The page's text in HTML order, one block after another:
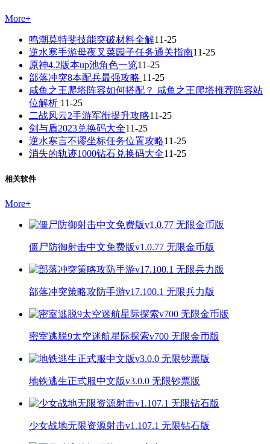
More+
鸣潮莫特斐技能突破材料全解11-25
逆水寒手游母夜叉菜园子任务通关指南11-25
原神4.2版本up池角色一览11-25
部落冲突8本配兵最强攻略 11-25
咸鱼之王爬塔阵容如何搭配？ 咸鱼之王爬塔推荐阵容站
位解析 11-25
二战风云2手游军衔提升攻略11-25
剑与盾2023兑换码大全11-25
逆水寒言不谬坐标任务位置攻略11-25
消失的轨迹1000钻石兑换码大全11-25
相关软件
More+
僵尸防御射击中文免费版v1.0.77 无限金币版
部落冲突策略攻防手游v17.100.1 无限兵力版
密室逃脱9太空迷航星际探索v700 无限金币版
地铁逃生正式服中文版v3.0.0 无限钞票版
少女战地无限资源射击v1.107.1 无限钻石版